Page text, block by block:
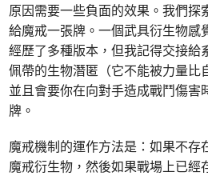
原因需要一些負面的效果。我們探
給魔戒一張牌。一個武具衍生物感
經歷了多種版本，但我記得交接給
佩帶的生物潛匿（它不能被力量比
並且會要你在向對手造成戰鬥傷害
牌。
魔戒機制的運作方法是：如果不存
魔戒衍生物，然後如果戰場上已經